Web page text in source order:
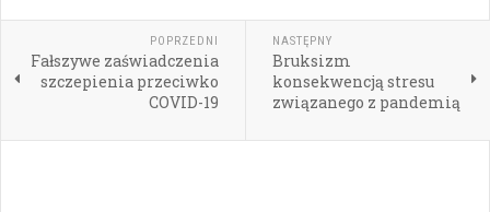
POPRZEDNI
Fałszywe zaświadczenia
szczepienia przeciwko
COVID-19
NASTĘPNY
Bruksizm
konsekwencją stresu
związanego z pandemią